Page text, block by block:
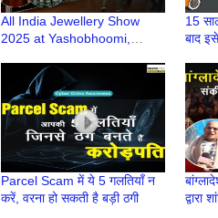
All India Jewellery Show
2025 at Yashobhoomi,
Gold Manufacturers
15
बाद
Parcel Scam में ये 5 गलतियाँ न
करें, वरना हो सकती है बड़ी ठगी
द्वारा